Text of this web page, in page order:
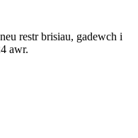
restr brisiau, gadewch i
awr.